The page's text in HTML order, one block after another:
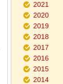
2021
2020
2019
2018
2017
2016
2015
2014